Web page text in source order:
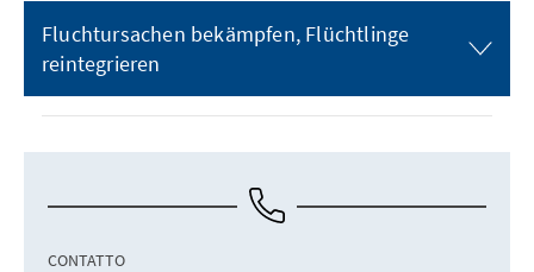
Fluchtursachen bekämpfen, Flüchtlinge
reintegrieren
CONTATTO